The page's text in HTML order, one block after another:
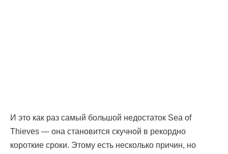
И это как раз самый большой недостаток Sea of
Thieves — она становится скучной в рекордно
короткие сроки. Этому есть несколько причин, но